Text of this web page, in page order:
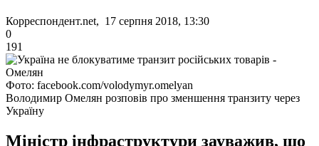
Корреспондент.net, 17 серпня 2018, 13:30
0
191
Фото: facebook.com/volodymyr.omelyan
Володимир Омелян розповів про зменшення транзиту через
Україну
Міністр інфраструктури зауважив, що